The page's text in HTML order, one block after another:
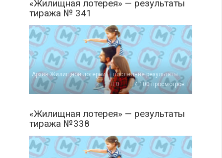
«Жилищная лотерея» — результаты
тиража № 341
Архив Жилищной лотереи — последние результаты
0
4 100 просмотров
«Жилищная лотерея» — результаты
тиража №338